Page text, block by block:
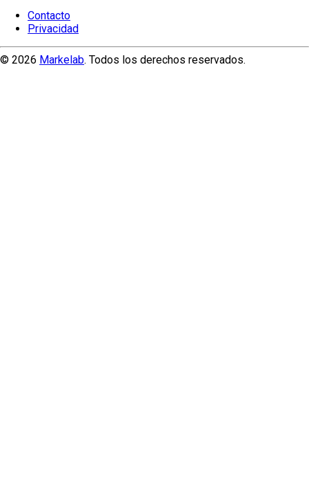
Contacto
Privacidad
© 2026 Markelab. Todos los derechos reservados.